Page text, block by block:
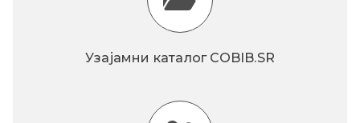
Узајамни каталог COBIB.SR